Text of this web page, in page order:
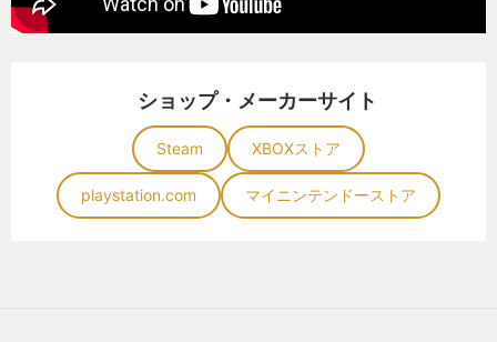
このゲームの事を語り出すと終わらなくなるので割
コンピューターRPGでこれでもかと表現し尽くし
た、現状最高峰のゲームと言っても過言では無いだ
ろう。これをプレイした時に感じたのは、「途方も
ない物を創りましたな」という圧倒感と、これぞロ
ールプレイだという素晴らしい没入感だった。
ショップ・メーカーサイト
Steam XBOXストア
playstation.com マイニンテンドーストア